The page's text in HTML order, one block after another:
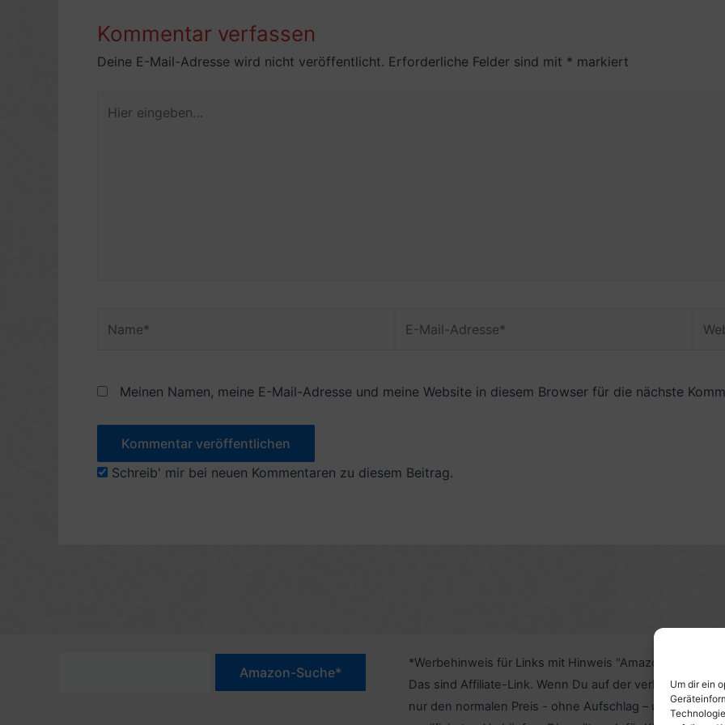
Um dir ein
Kommentar verfassen
Deine E-Mail-Adresse wird nicht veröffentlicht. Erforderliche Felder sind mit * markiert
eingeben…
Mail-
Meinen Namen, meine E-Mail-Adresse und meine Website in diesem Browser für die nächste
Schreib' mir bei neuen Kommentaren zu diesem Beitrag.
*Werbehinweis für Links mit Hinweis "Amazon-
Das sind Affiliate-Link. Wenn Du auf der verlinkten
nur den normalen Preis - ohne Aufschlag – und